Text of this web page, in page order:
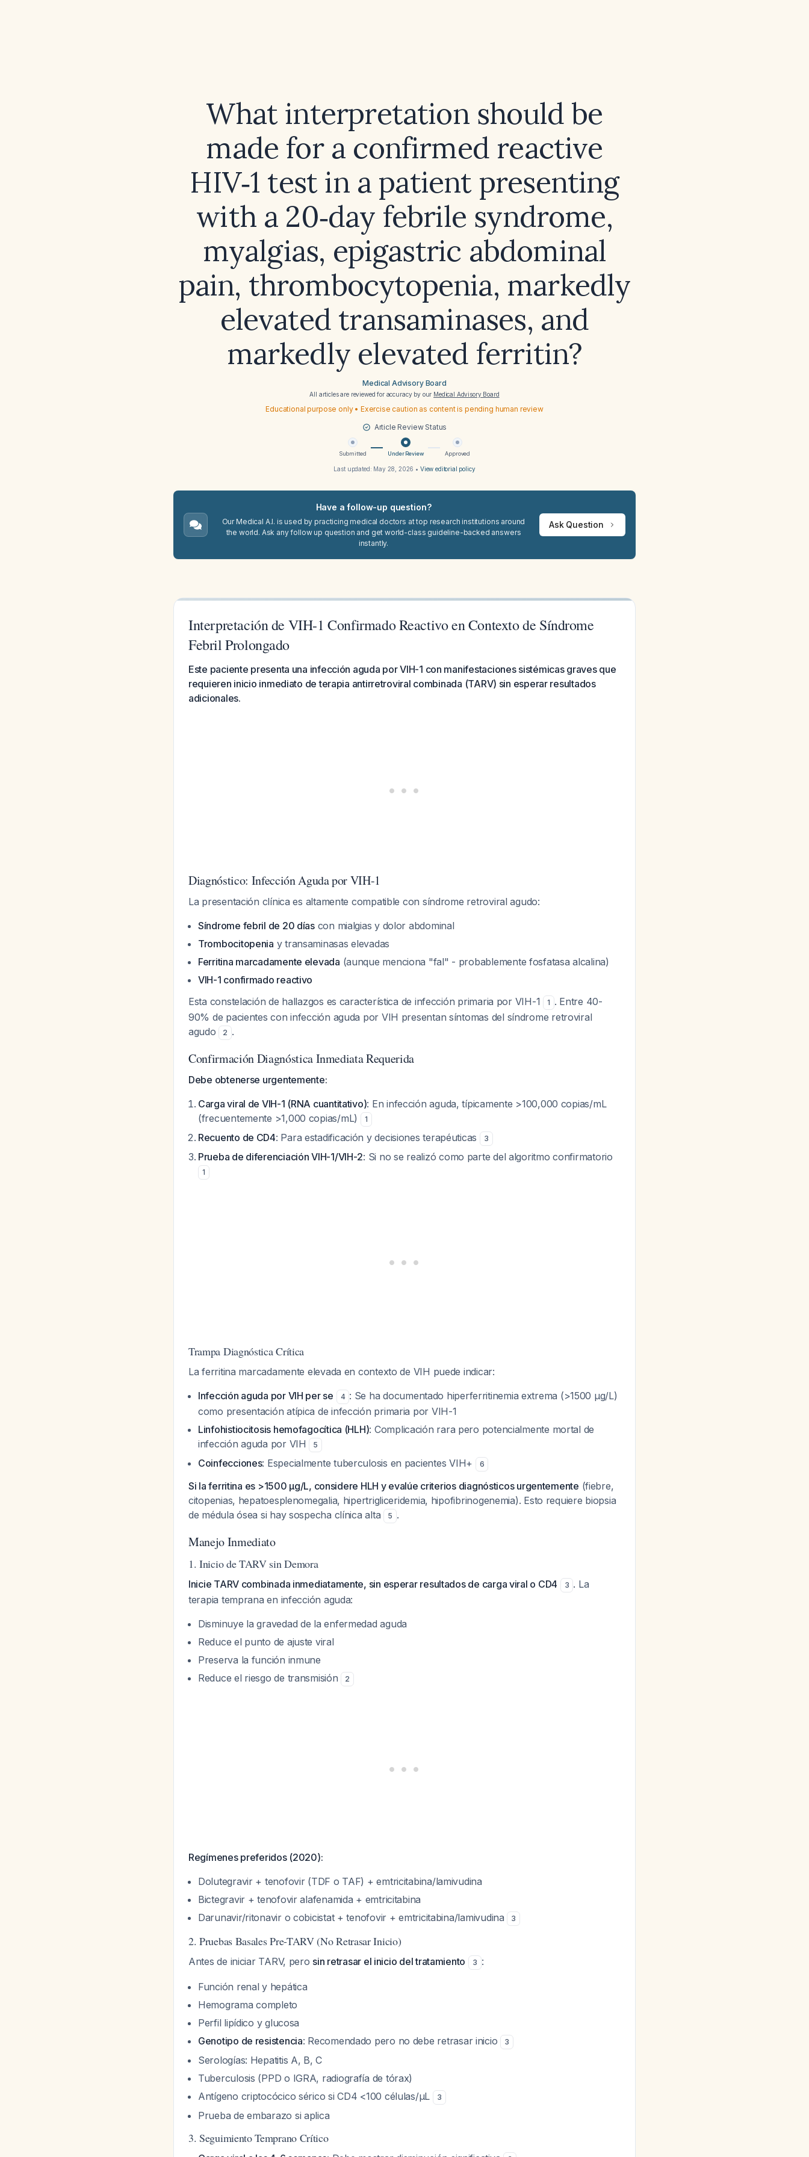
What interpretation should be
made for a confirmed reactive
HIV‑1 test in a patient presenting
with a 20‑day febrile syndrome,
myalgias, epigastric abdominal
pain, thrombocytopenia, markedly
elevated transaminases, and
markedly elevated ferritin?
Medical Advisory Board
All articles are reviewed for accuracy by our Medical Advisory Board
Educational purpose only • Exercise caution as content is pending human review
Article Review Status
Submitted Under Review Approved
Last updated: May 28, 2026 • View editorial policy
Have a follow-up question?
Our Medical A.I. is used by practicing medical doctors at top research institutions around
the world. Ask any follow up question and get world-class guideline-backed answers
instantly.
Ask Question
Interpretación de VIH-1 Confirmado Reactivo en Contexto de Síndrome
Febril Prolongado
Este paciente presenta una infección aguda por VIH-1 con manifestaciones sistémicas graves que
requieren inicio inmediato de terapia antirretroviral combinada (TARV) sin esperar resultados
adicionales.
Diagnóstico: Infección Aguda por VIH-1
La presentación clínica es altamente compatible con síndrome retroviral agudo:
Síndrome febril de 20 díascon mialgias y dolor abdominal
Trombocitopenia y transaminasas elevadas
Ferritina marcadamente elevada (aunque menciona "fal" - probablemente fosfatasa alcalina)
VIH-1 confirmado reactivo
Esta constelación de hallazgos es característica de infección primaria por VIH-1
1 . Entre 40-
90% de pacientes con infección aguda por VIH presentan síntomas del síndrome retroviral
agudo
2 .
Confirmación Diagnóstica Inmediata Requerida
Debe obtenerse urgentemente:
Carga viral de VIH-1 (RNA cuantitativo): En infección aguda, típicamente >100,000 copias/mL
(frecuentemente >1,000 copias/mL)
1
Recuento de CD4: Para estadificación y decisiones terapéuticas 3
Prueba de diferenciación VIH-1/VIH-2: Si no se realizó como parte del algoritmo confirmatorio
1
Trampa Diagnóstica Crítica
La ferritina marcadamente elevada en contexto de VIH puede indicar:
Infección aguda por VIH per se
4 : Se ha documentado hiperferritinemia extrema (>1500 μg/L)
como presentación atípica de infección primaria por VIH-1
Linfohistiocitosis hemofagocítica (HLH): Complicación rara pero potencialmente mortal de
infección aguda por VIH
5
Coinfecciones: Especialmente tuberculosis en pacientes VIH+ 6
Si la ferritina es >1500 μg/L, considere HLH y evalúe criterios diagnósticos urgentemente (fiebre,
citopenias, hepatoesplenomegalia, hipertrigliceridemia, hipofibrinogenemia). Esto requiere biopsia
de médula ósea si hay sospecha clínica alta
5 .
Manejo Inmediato
1. Inicio de TARV sin Demora
Inicie TARV combinada inmediatamente, sin esperar resultados de carga viral o CD4 3 . La
terapia temprana en infección aguda:
Disminuye la gravedad de la enfermedad aguda
Reduce el punto de ajuste viral
Preserva la función inmune
Reduce el riesgo de transmisión
2
Regímenes preferidos (2020):
Dolutegravir + tenofovir (TDF o TAF) + emtricitabina/lamivudina
Bictegravir + tenofovir alafenamida + emtricitabina
Darunavir/ritonavir o cobicistat + tenofovir + emtricitabina/lamivudina
3
2. Pruebas Basales Pre-TARV (No Retrasar Inicio)
Antes de iniciar TARV, pero sin retrasar el inicio del tratamiento 3 :
Función renal y hepática
Hemograma completo
Perfil lipídico y glucosa
Genotipo de resistencia: Recomendado pero no debe retrasar inicio 3
Serologías: Hepatitis A, B, C
Tuberculosis (PPD o IGRA, radiografía de tórax)
Antígeno criptocócico sérico si CD4 <100 células/μL
3
Prueba de embarazo si aplica
3. Seguimiento Temprano Crítico